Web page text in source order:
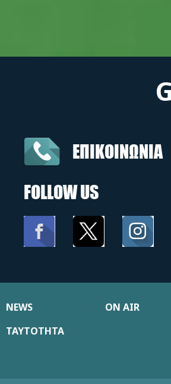
ΕΠΙΚΟΙΝΩΝΙΑ
FOLLOW US
NEWS ON AIR
ΤΑΥΤΟΤΗΤΑ